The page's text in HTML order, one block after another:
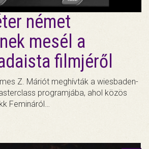
német
mesél a
filmjéről
Z. Máriót meghívták a wiesbaden-
programjába, ahol közös
Femináról…